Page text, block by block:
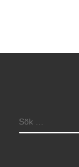
SÖK